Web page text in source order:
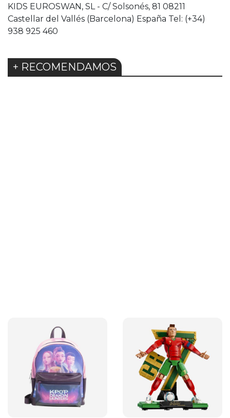
KIDS EUROSWAN, SL - C/ Solsonés, 81 08211
Castellar del Vallés (Barcelona) España Tel: (+34)
938 925 460
+ RECOMENDAMOS